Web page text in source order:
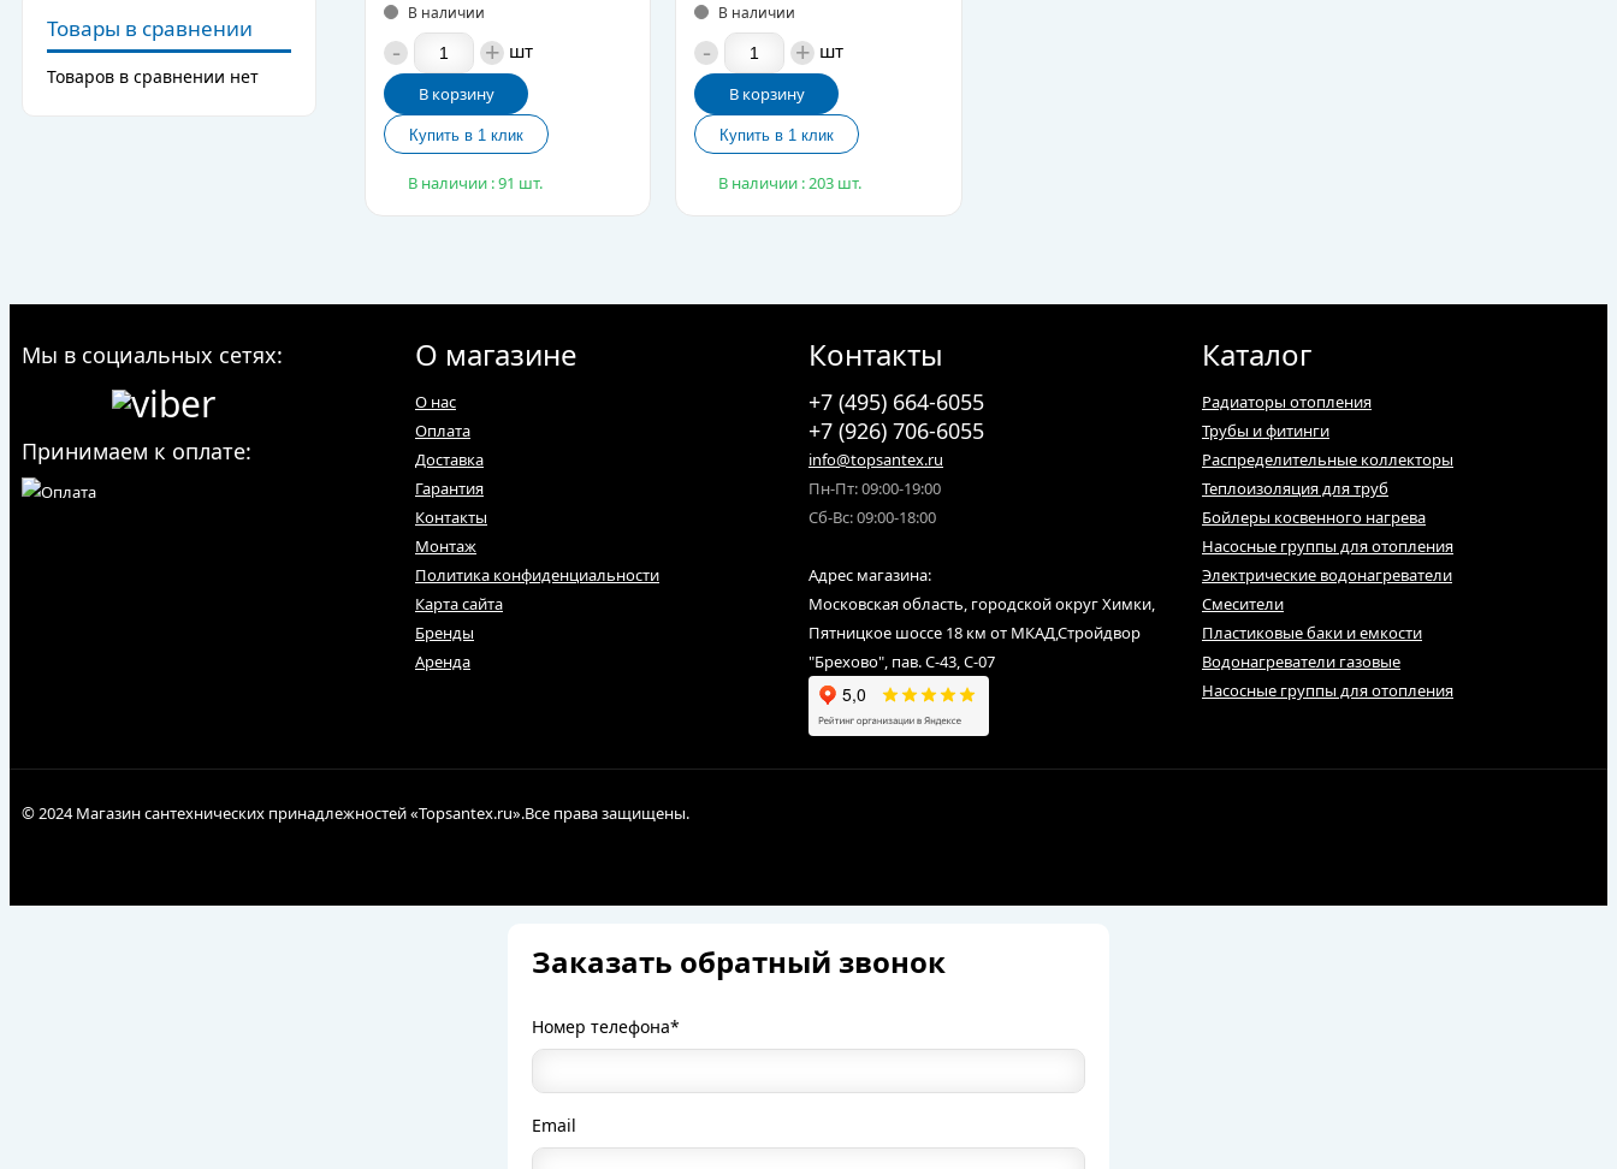
Товары в сравнении
Товаров в сравнении нет
В наличии
- + шт
В корзину
В наличии : 91 шт.
В наличии
- + шт
В корзину
В наличии : 203 шт.
Мы в социальных сетях:
Принимаем к оплате:
О магазине
О нас
Оплата
Доставка
Гарантия
Контакты
Монтаж
Политика конфиденциальности
Карта сайта
Бренды
Аренда
Контакты
+7 (495) 664-6055
+7 (926) 706-6055
info@topsantex.ru
Пн-Пт: 09:00-19:00
Сб-Вс: 09:00-18:00
Адрес магазина:
Московская область, городской округ Химки,
Пятницкое шоссе 18 км от МКАД,Стройдвор
"Брехово", пав. С-43, С-07
Каталог
Радиаторы отопления
Трубы и фитинги
Распределительные коллекторы
Теплоизоляция для труб
Бойлеры косвенного нагрева
Насосные группы для отопления
Электрические водонагреватели
Смесители
Пластиковые баки и емкости
Водонагреватели газовые
Насосные группы для отопления
© 2024 Магазин сантехнических принадлежностей «Topsantex.ru».Все права защищены.
Заказать обратный звонок
Номер телефона*
Email